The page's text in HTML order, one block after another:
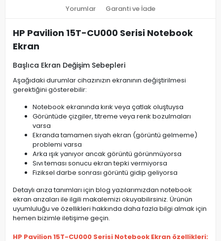
Yorumlar Garanti ve İade
HP Pavilion 15T-CU000 Serisi Notebook
Ekran
Başlıca Ekran Değişim Sebepleri
Aşağıdaki durumlar cihazınızın ekranının değiştirilmesi
gerektiğini gösterebilir:
Notebook ekranında kırık veya çatlak oluştuysa
Görüntüde çizgiler, titreme veya renk bozulmaları
varsa
Ekranda tamamen siyah ekran (görüntü gelmeme)
problemi varsa
Arka ışık yanıyor ancak görüntü görünmüyorsa
Sıvı teması sonucu ekran tepki vermiyorsa
Fiziksel darbe sonrası görüntü gidip geliyorsa
Detaylı arıza tanımları için blog yazılarımızdan notebook
ekran arızaları ile ilgili makalemizi okuyabilirsiniz. Ürünün
uyumluluğu ve özellikleri hakkında daha fazla bilgi almak için
hemen bizimle iletişime geçin.
HP Pavilion 15T-CU000 Serisi Notebook Ekran özellikleri: